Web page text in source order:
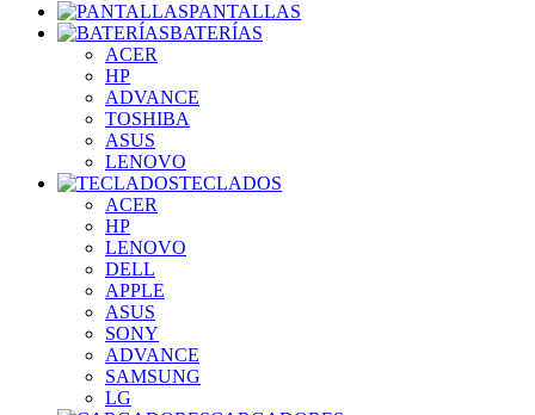
PANTALLAS
BATERÍAS
ACER
HP
ADVANCE
TOSHIBA
ASUS
LENOVO
TECLADOS
ACER
HP
LENOVO
DELL
APPLE
ASUS
SONY
ADVANCE
SAMSUNG
LG